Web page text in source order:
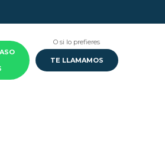
O si lo prefieres
TE LLAMAMOS